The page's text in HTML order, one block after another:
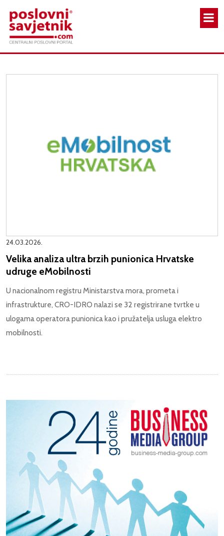
24.03.2026.
Velika analiza ultra brzih punionica Hrvatske
udruge eMobilnosti
U nacionalnom registru Ministarstva mora, prometa i
infrastrukture, CRO-IDRO nalazi se 32 registrirane tvrtke u
ulogama operatora punionica kao i pružatelja usluga elektro
mobilnosti.